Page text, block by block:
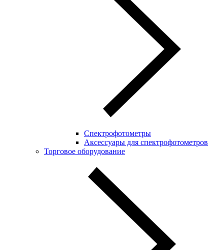
Спектрофотометры
Аксессуары для спектрофотометров
Торговое оборудование